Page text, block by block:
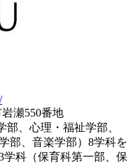
瀬550番地
、心理・福祉学部、
部、音楽学部）8学科を
科（保育科第一部、保